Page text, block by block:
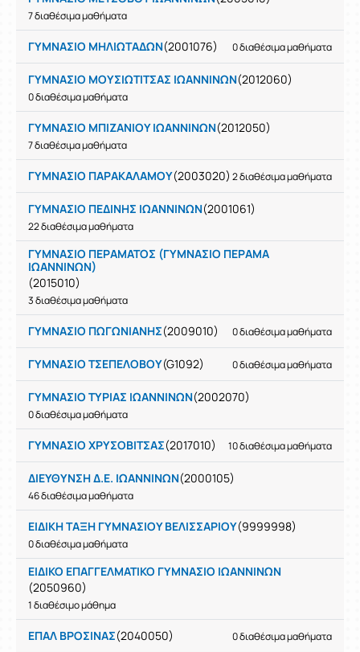
7 διαθέσιμα μαθήματα
ΓΥΜΝΑΣΙΟ ΜΗΛΙΩΤΑΔΩΝ(2001076) 0 διαθέσιμα μαθήματα
ΓΥΜΝΑΣΙΟ ΜΟΥΣΙΩΤΙΤΣΑΣ ΙΩΑΝΝΙΝΩN(2012060)
0 διαθέσιμα μαθήματα
ΓΥΜΝΑΣΙΟ ΜΠΙΖΑΝΙΟΥ ΙΩΑΝΝΙΝΩΝ(2012050)
7 διαθέσιμα μαθήματα
ΓΥΜΝΑΣΙΟ ΠΑΡΑΚΑΛΑΜΟΥ(2003020) 2 διαθέσιμα μαθήματα
ΓΥΜΝΑΣΙΟ ΠΕΔΙΝΗΣ ΙΩΑΝΝΙΝΩΝ(2001061)
22 διαθέσιμα μαθήματα
ΓΥΜΝΑΣΙΟ ΠΕΡΑΜΑΤΟΣ (ΓΥΜΝΑΣΙΟ ΠΕΡΑΜΑ
ΙΩΑΝΝΙΝΩΝ)
(2015010)
3 διαθέσιμα μαθήματα
ΓΥΜΝΑΣΙΟ ΠΩΓΩΝΙΑΝΗΣ(2009010) 0 διαθέσιμα μαθήματα
ΓΥΜΝΑΣΙΟ ΤΣΕΠΕΛΟΒΟΥ(G1092) 0 διαθέσιμα μαθήματα
ΓΥΜΝΑΣΙΟ ΤΥΡΙΑΣ ΙΩΑΝΝΙΝΩΝ(2002070)
0 διαθέσιμα μαθήματα
ΓΥΜΝΑΣΙΟ ΧΡΥΣΟΒΙΤΣΑΣ(2017010) 10 διαθέσιμα μαθήματα
ΔΙΕΥΘΥΝΣΗ Δ.Ε. ΙΩΑΝΝΙΝΩΝ(2000105)
46 διαθέσιμα μαθήματα
ΕΙΔΙΚΗ ΤΑΞΗ ΓΥΜΝΑΣΙΟΥ ΒΕΛΙΣΣΑΡΙΟΥ(9999998)
0 διαθέσιμα μαθήματα
ΕΙΔΙΚΟ ΕΠΑΓΓΕΛΜΑΤΙΚΟ ΓΥΜΝΑΣΙΟ ΙΩΑΝΝΙΝΩΝ
(2050960)
1 διαθέσιμο μάθημα
ΕΠΑΛ ΒΡΟΣΙΝΑΣ(2040050) 0 διαθέσιμα μαθήματα